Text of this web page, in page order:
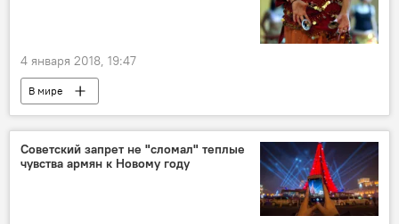
4 января 2018, 19:47
В мире
Советский запрет не "сломал" теплые
чувства армян к Новому году